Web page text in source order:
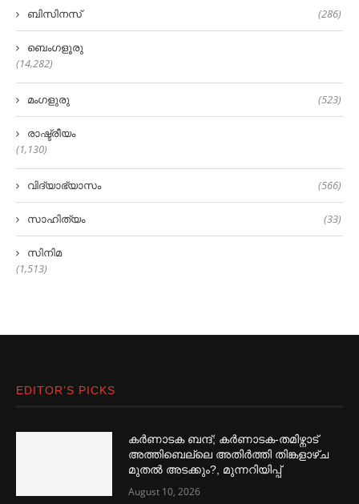
ബിസിനസ് (286)
ബെംഗളൂരു
(14,282)
മംഗളുരു (523)
രാഷ്ട്രീയം
(1,130)
വിദ്യാഭ്യാസം (566)
സാഹിത്യം (33)
സിനിമ
(1,513)
EDITOR’S PICKS
കര്‍ണാടക ബന്ദ്; കര്‍ണാടക-തമിഴ്നാട്
അത്തിബെല്ലെ അതിര്‍ത്തി തിങ്കളാഴ്ച
മുതല്‍ അടക്കും?, മുന്നറിയിപ്പ്
August 10, 2026